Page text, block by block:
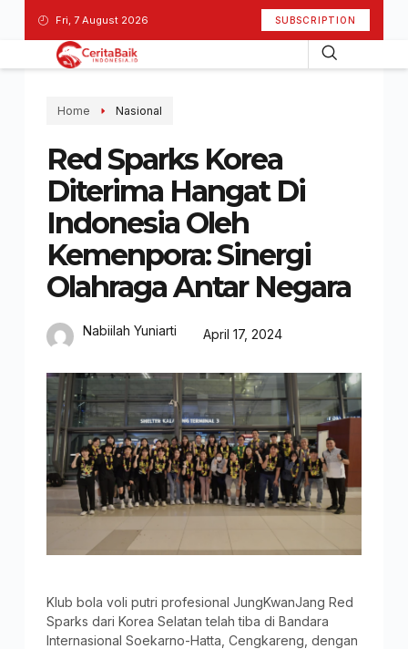
Fri, 7 August 2026 SUBSCRIPTION
Home Nasional
Red Sparks Korea
Diterima Hangat Di
Indonesia Oleh
Kemenpora: Sinergi
Olahraga Antar Negara
Nabiilah Yuniarti April 17, 2024
Klub bola voli putri profesional JungKwanJang Red
Sparks dari Korea Selatan telah tiba di Bandara
Internasional Soekarno-Hatta, Cengkareng, dengan